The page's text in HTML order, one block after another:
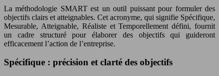
La méthodologie SMART est un outil puissant pour formuler des
objectifs clairs et atteignables. Cet acronyme, qui signifie Spécifique,
Mesurable, Atteignable, Réaliste et Temporellement défini, fournit
un cadre structuré pour élaborer des objectifs qui guideront
efficacement l’action de l’entreprise.
Spécifique : précision et clarté des objectifs